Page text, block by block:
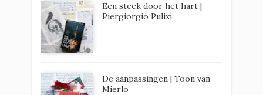
Een steek door het hart |
Piergiorgio Pulixi
De aanpassingen | Toon van
Mierlo